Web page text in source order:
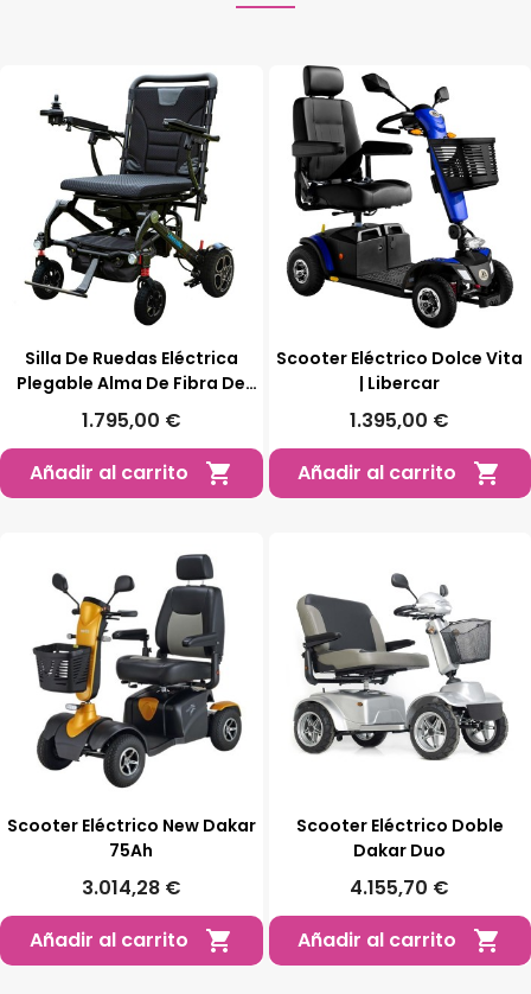
Silla De Ruedas Eléctrica
Plegable Alma De Fibra De
Carbono | Libercar
1.795,00 €
Añadir al carrito

Scooter Eléctrico Dolce Vita
| Libercar
1.395,00 €
Añadir al carrito

Scooter Eléctrico New Dakar
75Ah
3.014,28 €
Añadir al carrito

Scooter Eléctrico Doble
Dakar Duo
4.155,70 €
Añadir al carrito
